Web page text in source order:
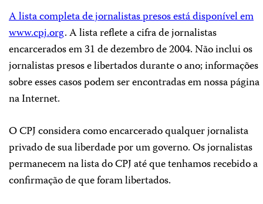
A lista completa de jornalistas presos está disponível em
www.cpj.org. A lista reflete a cifra de jornalistas
encarcerados em 31 de dezembro de 2004. Não inclui os
jornalistas presos e libertados durante o ano; informações
sobre esses casos podem ser encontradas em nossa página
na Internet.
O CPJ considera como encarcerado qualquer jornalista
privado de sua liberdade por um governo. Os jornalistas
permanecem na lista do CPJ até que tenhamos recebido a
confirmação de que foram libertados.